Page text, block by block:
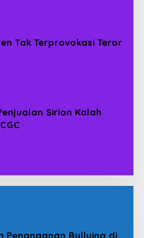
Tak Terprovokasi Teror
Sirion Kalah
Penanganan Bullying di